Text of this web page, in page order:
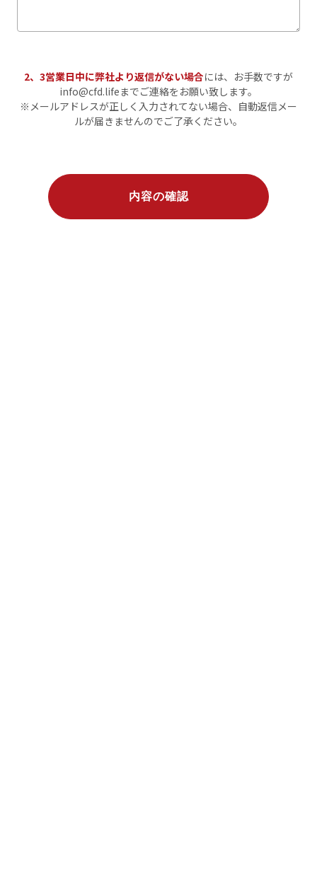
2、3営業日中に弊社より返信がない場合には、お手数ですが
info@cfd.lifeまでご連絡をお願い致します。
※メールアドレスが正しく入力されてない場合、自動返信メー
ルが届きませんのでご了承ください。